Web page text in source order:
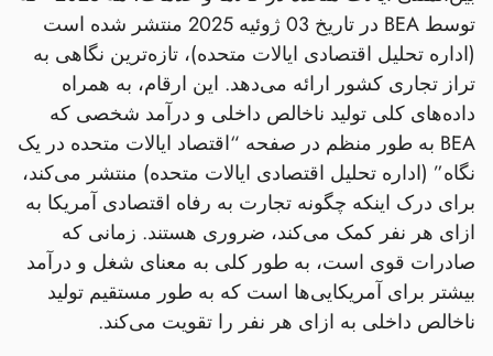
توسط BEA در تاریخ 03 ژوئیه 2025 منتشر شده است
(اداره تحلیل اقتصادی ایالات متحده)، تازه‌ترین نگاهی به
تراز تجاری کشور ارائه می‌دهد. این ارقام، به همراه
داده‌های کلی تولید ناخالص داخلی و درآمد شخصی که
BEA به طور منظم در صفحه “اقتصاد ایالات متحده در یک
نگاه” (اداره تحلیل اقتصادی ایالات متحده) منتشر می‌کند،
برای درک اینکه چگونه تجارت به رفاه اقتصادی آمریکا به
ازای هر نفر کمک می‌کند، ضروری هستند. زمانی که
صادرات قوی است، به طور کلی به معنای شغل و درآمد
بیشتر برای آمریکایی‌ها است که به طور مستقیم تولید
ناخالص داخلی به ازای هر نفر را تقویت می‌کند.